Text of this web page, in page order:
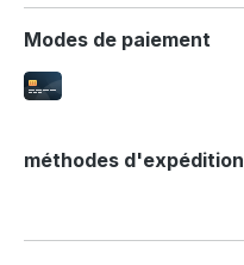
Modes de paiement
méthodes d'expédition